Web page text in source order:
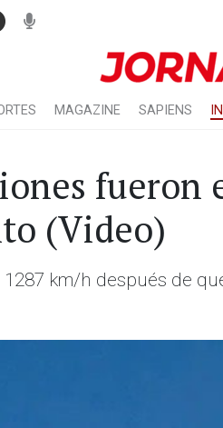
MAGAZINE SAPIENS
fueron
(Video)
km/h después de